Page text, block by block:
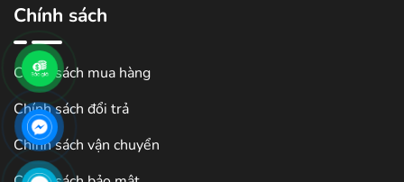
Chính sách
Chính sách mua hàng
Chính sách đổi trả
Chính sách vận chuyển